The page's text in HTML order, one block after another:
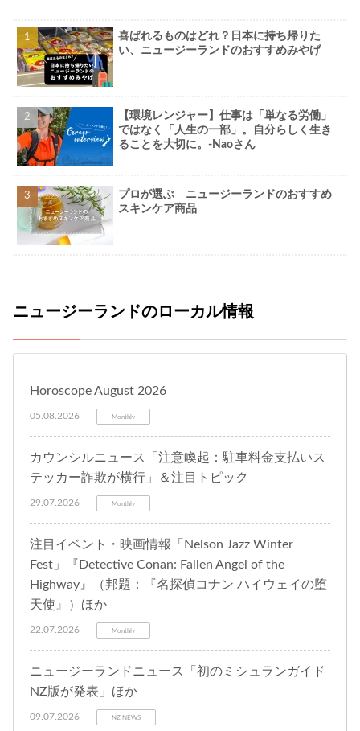
喜ばれるものはどれ？日本に持ち帰りた
い、ニュージーランドのおすすめみやげ
【環境レンジャー】仕事は「単なる労働」
ではなく「人生の一部」。自分らしく生き
ることを大切に。-Naoさん
プロが選ぶ ニュージーランドのおすすめ
スキンケア商品
ニュージーランドのローカル情報
Horoscope August 2026
05.08.2026 Monthly
カウンシルニュース「注意喚起：駐車料金支払いス
テッカー詐欺が横行」＆注目トピック
29.07.2026 Monthly
注目イベント・映画情報「Nelson Jazz Winter
Fest」『Detective Conan: Fallen Angel of the
Highway』（邦題：『名探偵コナン ハイウェイの堕
天使』）ほか
22.07.2026 Monthly
ニュージーランドニュース「初のミシュランガイド
NZ版が発表」ほか
09.07.2026 NZ NEWS